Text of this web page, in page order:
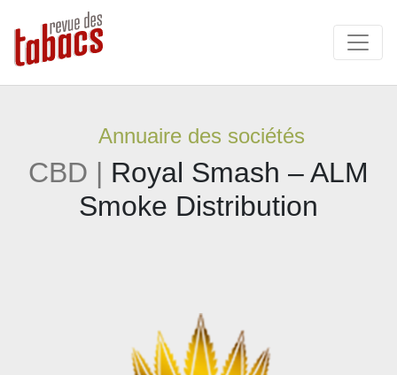
Annuaire des sociétés
CBD | Royal Smash – ALM
Smoke Distribution